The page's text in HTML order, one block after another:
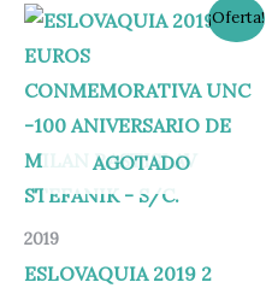
¡Oferta!
AGOTADO
2019
ESLOVAQUIA 2019 2
El
precio
original
era:
4,95 €.
El
precio
es:
3,80 €.